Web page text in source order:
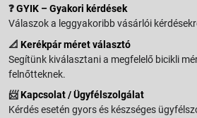
❓GYIK – Gyakori kérdések
Válaszok a leggyakoribb vásárlói
📐 Kerékpár méret választó
Segítünk kiválasztani a megfelelő bicikli
felnőtteknek.
📨Kapcsolat / Ügyfélszolgálat
Kérdés esetén gyors és készséges